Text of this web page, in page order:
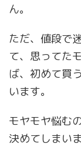
ん。
ただ、値段で
て、思ってた
ば、初めて買
います。
モヤモヤ悩む
決めてしまい